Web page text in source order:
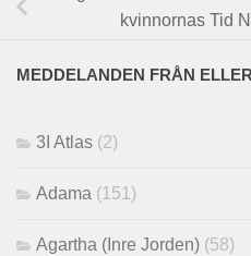
kvinnornas Tid
MEDDELANDEN FRÅN
3I Atlas (2)
Adama (151)
Agartha (Inre Jorden) (58)